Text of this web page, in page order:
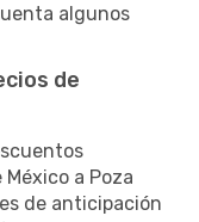
algunos
de
a Poza
de anticipación